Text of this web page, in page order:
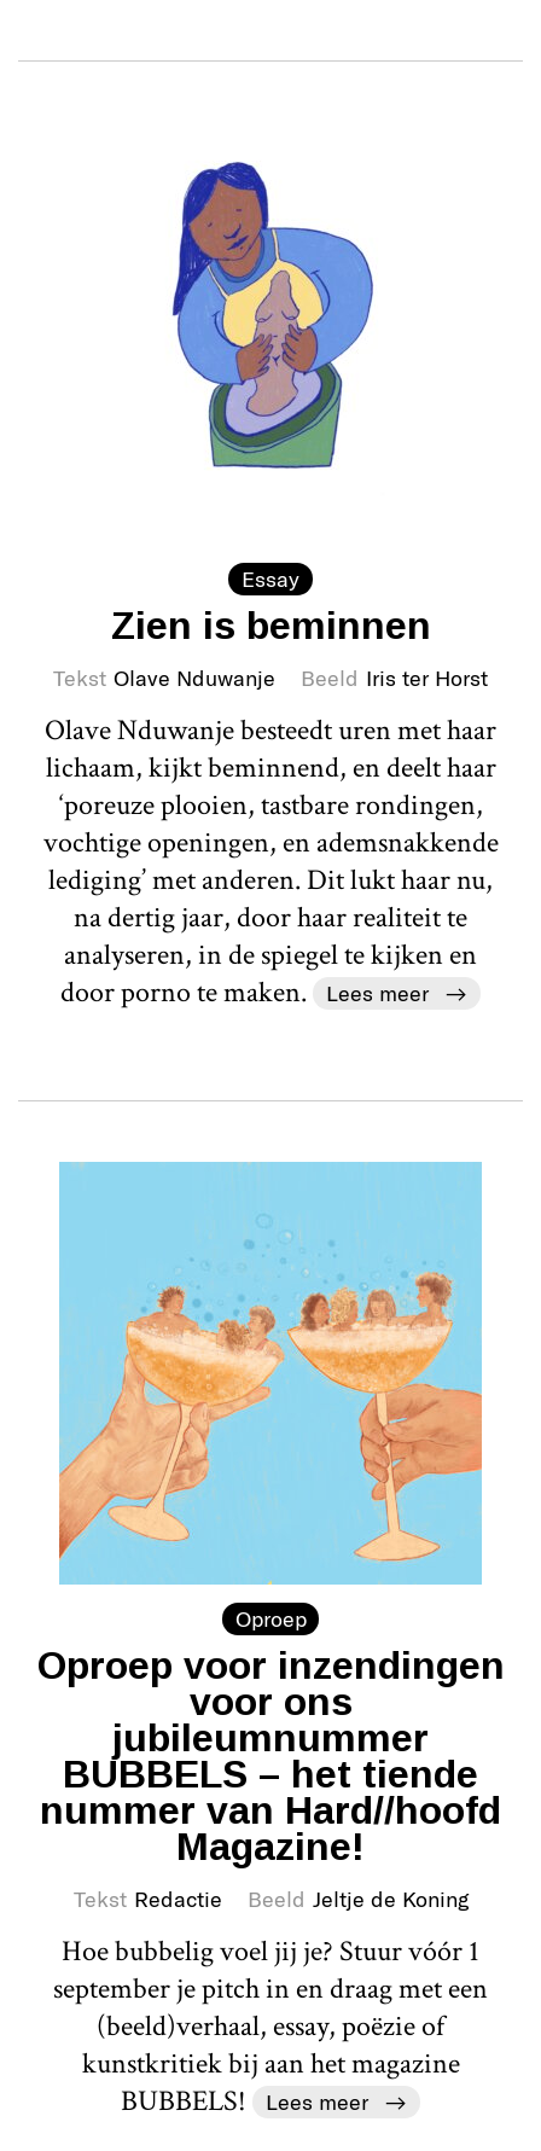
Essay
Zien is beminnen
Tekst Olave Nduwanje Beeld Iris ter Horst
Olave Nduwanje besteedt uren met haar
lichaam, kijkt beminnend, en deelt haar
‘poreuze plooien, tastbare rondingen,
vochtige openingen, en ademsnakkende
lediging’ met anderen. Dit lukt haar nu,
na dertig jaar, door haar realiteit te
analyseren, in de spiegel te kijken en
door porno te maken.
Lees meer
Oproep
Oproep voor inzendingen
voor ons
jubileumnummer
BUBBELS – het tiende
nummer van Hard//hoofd
Magazine!
Tekst Redactie Beeld Jeltje de Koning
Hoe bubbelig voel jij je? Stuur vóór 1
september je pitch in en draag met een
(beeld)verhaal, essay, poëzie of
kunstkritiek bij aan het magazine
BUBBELS!
Lees meer